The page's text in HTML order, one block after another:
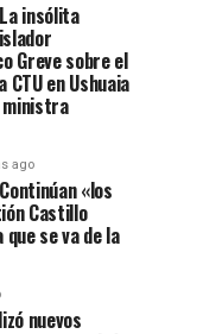
insólita
Greve sobre el
CTU en Ushuaia
ministra
ago
«los
Castillo
que se va de la
nuevos